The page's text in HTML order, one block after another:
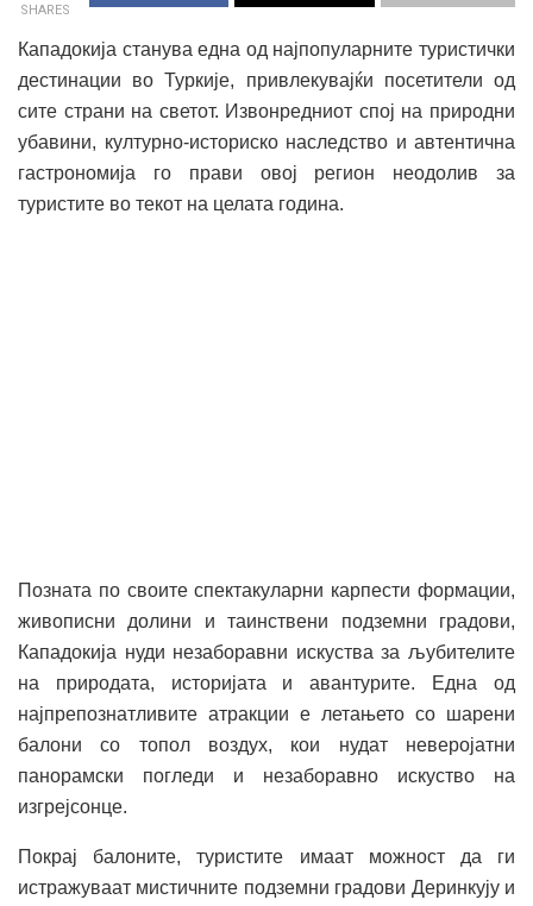
SHARES
Кападокија станува една од најпопуларните туристички
дестинации во Туркије, привлекувајќи посетители од
сите страни на светот. Извонредниот спој на природни
убавини, културно-историско наследство и автентична
гастрономија го прави овој регион неодолив за
туристите во текот на целата година.
Позната по своите спектакуларни карпести формации,
живописни долини и таинствени подземни градови,
Кападокија нуди незаборавни искуства за љубителите
на природата, историјата и авантурите. Една од
најпрепознатливите атракции е летањето со шарени
балони со топол воздух, кои нудат неверојатни
панорамски погледи и незаборавно искуство на
изгрејсонце.
Покрај балоните, туристите имаат можност да ги
истражуваат мистичните подземни градови Деринкују и